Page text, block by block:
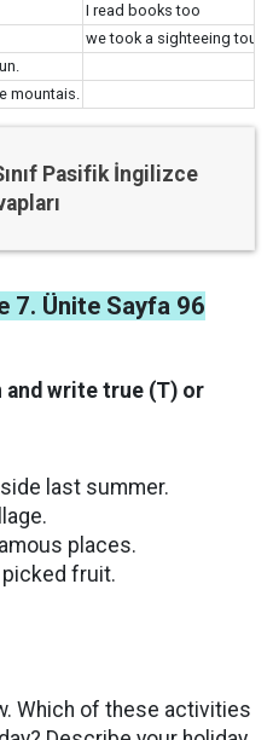
I read books too
we took a sighteeing tour.
mountais.
Pasifik İngilizce
7. Ünite Sayfa 96
and write true (T) or
last summer.
places.
picked fruit.
Which of these activities